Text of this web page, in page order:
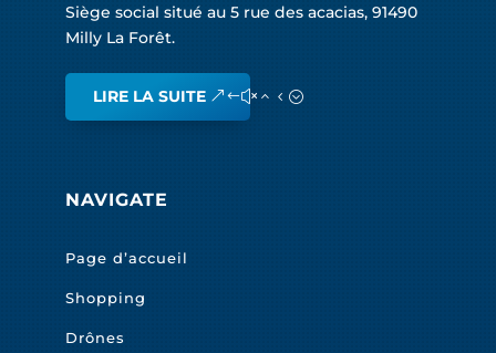
Siège social situé au 5 rue des acacias, 91490
Milly La Forêt.
LIRE LA SUITE
NAVIGATE
Page d’accueil
Shopping
Drônes